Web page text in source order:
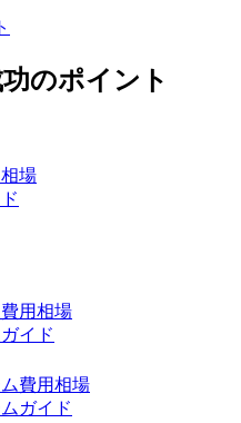
のポイント
場
用相場
イド
費用相場
ガイド